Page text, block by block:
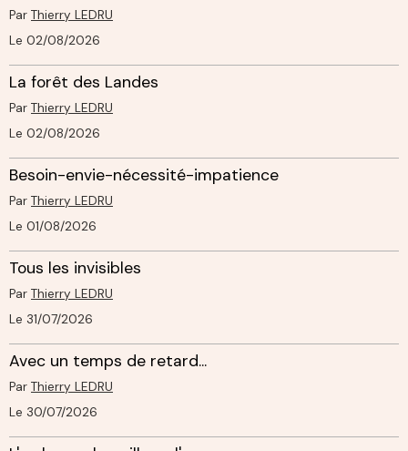
Par Thierry LEDRU
Le 02/08/2026
La forêt des Landes
Par Thierry LEDRU
Le 02/08/2026
Besoin-envie-nécessité-impatience
Par Thierry LEDRU
Le 01/08/2026
Tous les invisibles
Par Thierry LEDRU
Le 31/07/2026
Avec un temps de retard...
Par Thierry LEDRU
Le 30/07/2026